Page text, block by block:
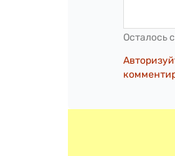
Осталось